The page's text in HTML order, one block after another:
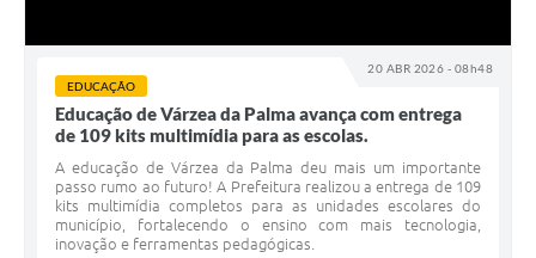
A Prefeitura
Enfrentando o COVID-19
Contratos
20 ABR 2026 - 08h48
EDUCAÇÃO
Educação de Várzea da Palma avança com entrega
de 109 kits multimídia para as escolas.
A educação de Várzea da Palma deu mais um importante
passo rumo ao futuro! A Prefeitura realizou a entrega de 109
kits multimídia completos para as unidades escolares do
município, fortalecendo o ensino com mais tecnologia,
inovação e ferramentas pedagógicas.